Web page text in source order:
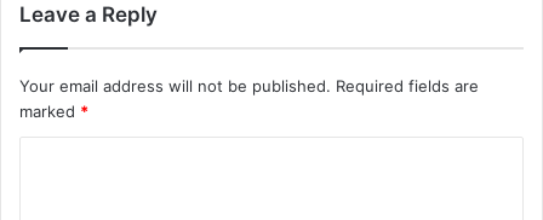
Leave a Reply
Your email address will not be published. Required fields are
marked *